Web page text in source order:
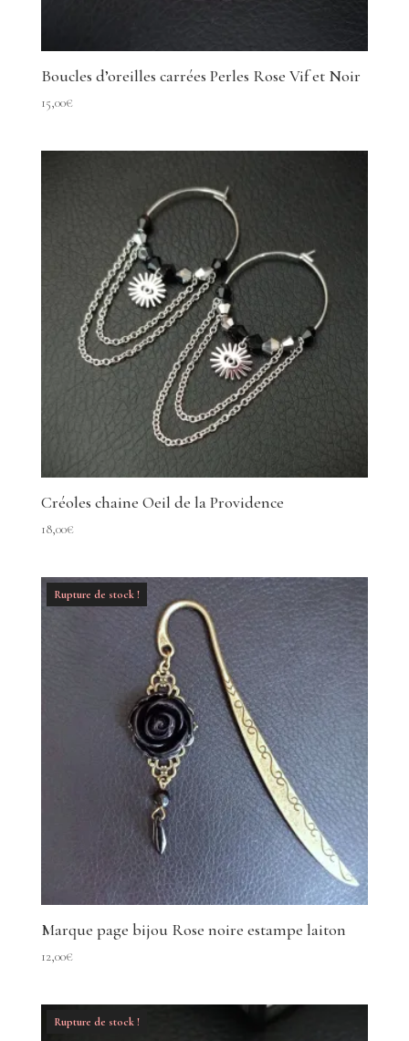
Boucles d’oreilles carrées Perles Rose Vif et Noir
15,00€
Créoles chaine Oeil de la Providence
18,00€
Rupture de stock !
Marque page bijou Rose noire estampe laiton
12,00€
Rupture de stock !